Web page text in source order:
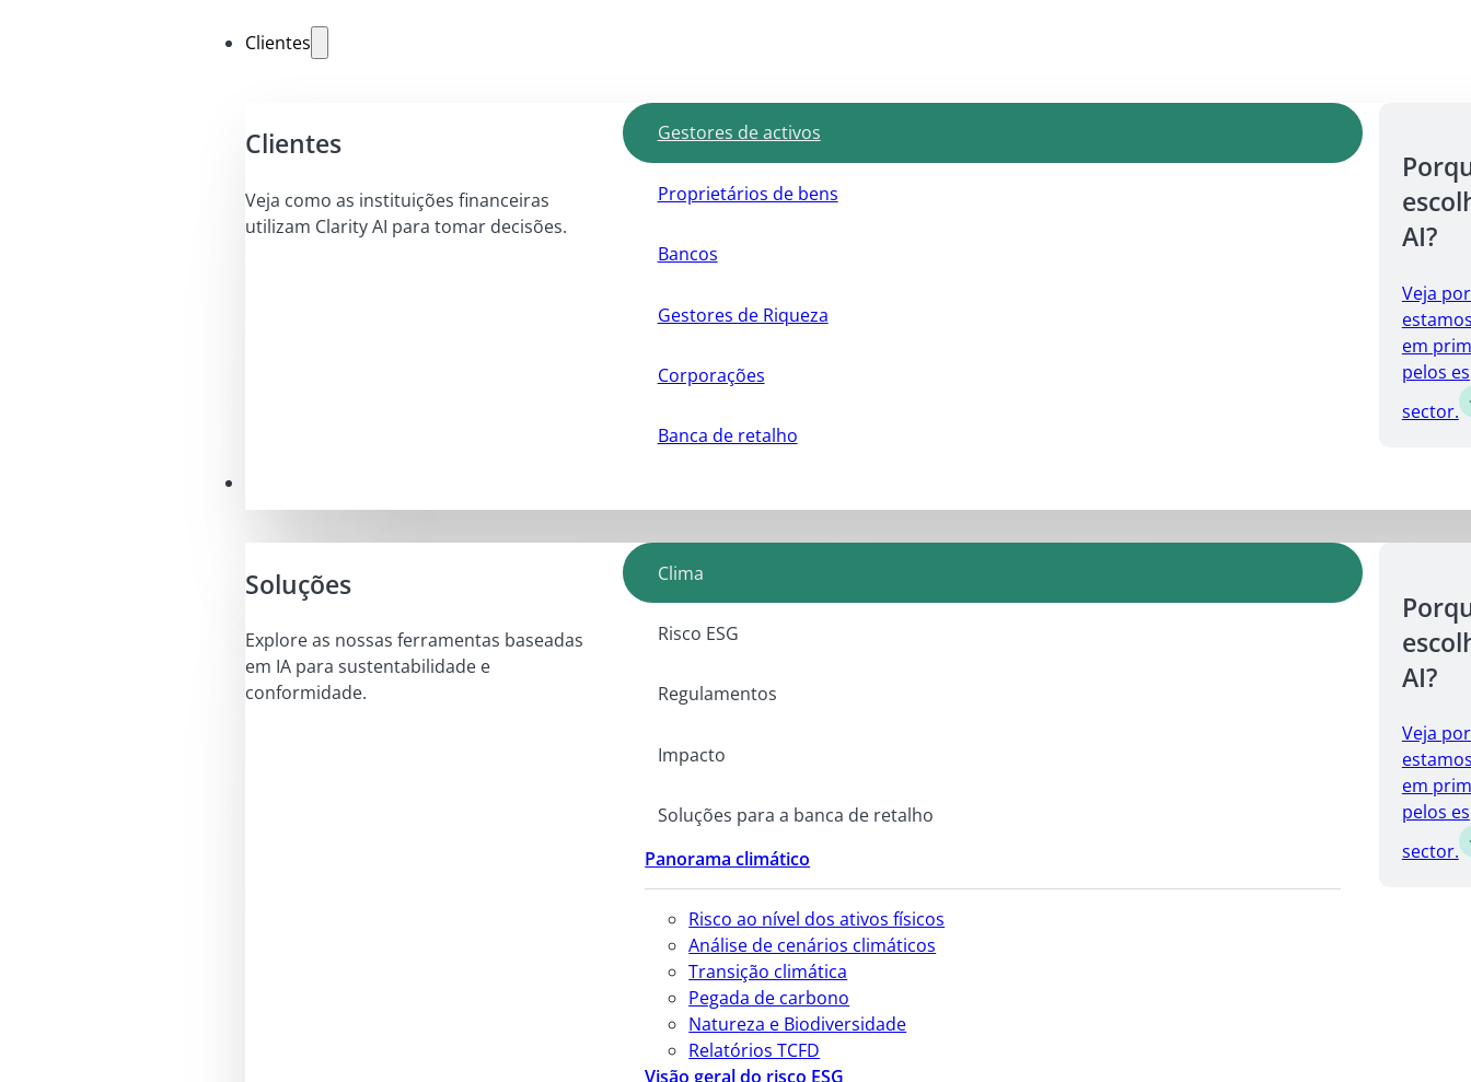
Clientes
Clientes
Veja como as instituições financeiras
utilizam Clarity AI para tomar decisões.
Gestores de activos
Proprietários de bens
Bancos
Gestores de Riqueza
Corporações
Banca de retalho
AI?
Veja
em
pelos
sector.
Soluções
Explore as nossas ferramentas baseadas
em IA para sustentabilidade e
conformidade.
Clima
Risco ESG
Regulamentos
Impacto
Soluções para a banca de retalho
Panorama climático
Risco ao nível dos ativos físicos
Análise de cenários climáticos
Transição climática
Pegada de carbono
Natureza e Biodiversidade
Relatórios TCFD
Visão geral do risco ESG
AI?
Veja
em
pelos
sector.